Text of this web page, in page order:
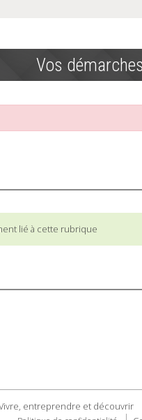
Vos démarches
lié à cette rubrique
entreprendre et découvrir